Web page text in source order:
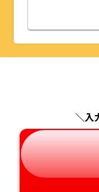
＼入